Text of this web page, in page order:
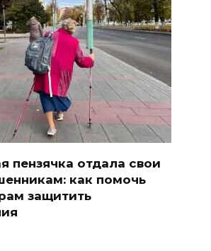
пензячка отдала свои
как помочь
защитить